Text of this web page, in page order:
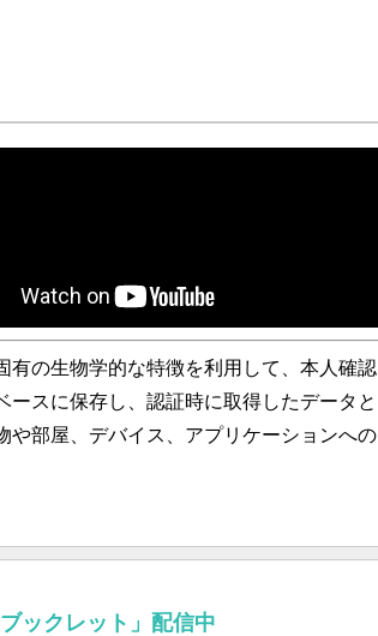
の生物学的な特徴を利用して、本人確
ースに保存し、認証時に取得したデータ
や部屋、デバイス、アプリケーションへ
ックレット」配信中